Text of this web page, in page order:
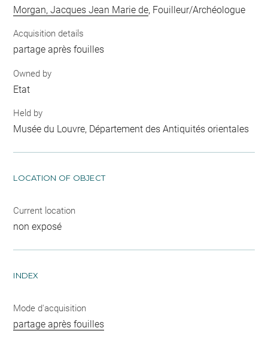
Morgan, Jacques Jean Marie de, Fouilleur/Archéologue
Acquisition details
partage après fouilles
Owned by
Etat
Held by
Musée du Louvre, Département des Antiquités orientales
LOCATION OF OBJECT
Current location
non exposé
INDEX
Mode d'acquisition
partage après fouilles